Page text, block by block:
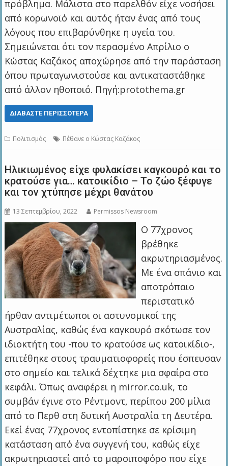
πρόβλημα. Μάλιστα στο παρελθόν είχε νοσήσει
από κορωνοϊό και αυτός ήταν ένας από τους
λόγους που επιβαρύνθηκε η υγεία του.
Σημειώνεται ότι τον περασμένο Απρίλιο ο
Κώστας Καζάκος αποχώρησε από την παράσταση
όπου πρωταγωνιστούσε και αντικαταστάθηκε
από άλλον ηθοποιό. Πηγή:protothema.gr
ΔΙΑΒΆΣΤΕ ΠΕΡΙΣΣΌΤΕΡΑ
Πολιτισμός Πέθανε ο Κώστας Καζάκος
Ηλικιωμένος είχε φυλακίσει καγκουρό και το
κρατούσε για… κατοικίδιο – Το ζώο ξέφυγε
και τον χτύπησε μέχρι θανάτου
13 Σεπτεμβρίου, 2022 Permissos Newsroom
Ο 77χρονος
βρέθηκε
ακρωτηριασμένος.
Με ένα σπάνιο και
αποτρόπαιο
περιστατικό
ήρθαν αντιμέτωποι οι αστυνομικοί της
Αυστραλίας, καθώς ένα καγκουρό σκότωσε τον
ιδιοκτήτη του -που το κρατούσε ως κατοικίδιο-,
επιτέθηκε στους τραυματιοφορείς που έσπευσαν
στο σημείο και τελικά δέχτηκε μια σφαίρα στο
κεφάλι. Όπως αναφέρει η mirror.co.uk, το
συμβάν έγινε στο Ρέντμοντ, περίπου 200 μίλια
από το Περθ στη δυτική Αυστραλία τη Δευτέρα.
Εκεί ένας 77χρονος εντοπίστηκε σε κρίσιμη
κατάσταση από ένα συγγενή του, καθώς είχε
ακρωτηριαστεί από το μαρσιποφόρο που είχε